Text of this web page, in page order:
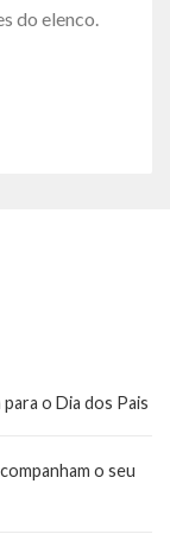
do elenco.
o Dia dos Pais
o seu